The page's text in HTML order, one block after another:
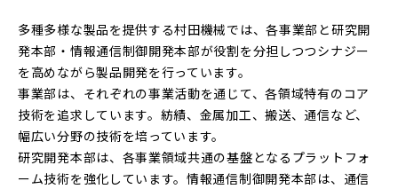
多種多様な製品を提供する村田機械では、各事業部と研究開
発本部・情報通信制御開発本部が役割を分担しつつシナジー
を高めながら製品開発を行っています。
事業部は、それぞれの事業活動を通じて、各領域特有のコア
技術を追求しています。紡績、金属加工、搬送、通信など、
幅広い分野の技術を培っています。
研究開発本部は、各事業領域共通の基盤となるプラットフォ
ーム技術を強化しています。情報通信制御開発本部は、通信